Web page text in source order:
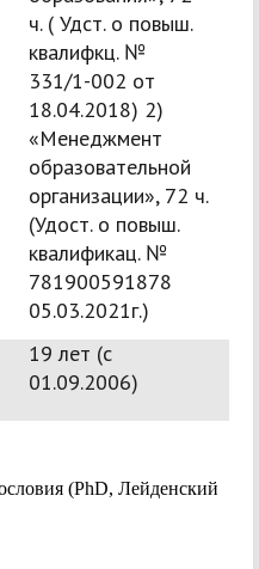
ч. ( Удст. о повыш.
квалифкц. №
331/1-002 от
18.04.2018) 2)
«Менеджмент
образовательной
организации», 72 ч.
(Удост. о повыш.
квалификац. №
781900591878
05.03.2021г.)
19 лет (c
01.09.2006)
(PhD, Лейденский